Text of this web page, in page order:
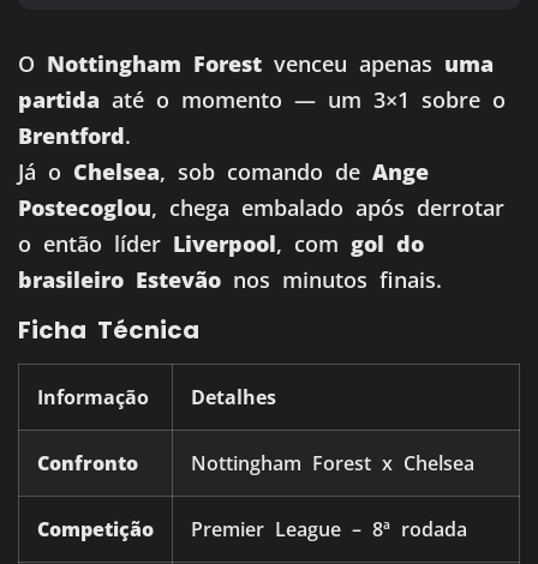
O Nottingham Forest venceu apenas uma
partida até o momento — um 3×1 sobre o
Brentford.
Já o Chelsea, sob comando de Ange
Postecoglou, chega embalado após derrotar
o então líder Liverpool, com gol do
brasileiro Estevão nos minutos finais.
Ficha Técnica
Informação Detalhes
Confronto Nottingham Forest x Chelsea
Competição Premier League – 8ª rodada